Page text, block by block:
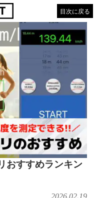
目次に戻る
おすすめランキン
2026.02.19